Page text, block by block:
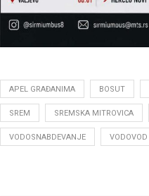
APEL GRAĐANIMA BOSUT
SREM SREMSKA MITROVICA
VODOSNABDEVANJE VODOVOD